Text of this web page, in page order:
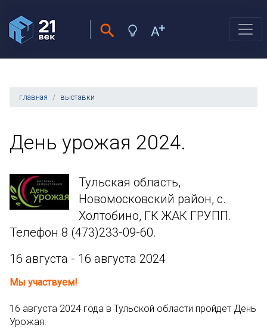
главная выставки
День урожая 2024.
Тульская область,
Новомосковский район, с.
Холтобино, ГК ЖАК ГРУПП.
Телефон 8 (473)233-09-60.
16 августа - 16 августа 2024
Мы участвуем!
16 августа 2024 года в Тульской области пройдет День
Урожая.